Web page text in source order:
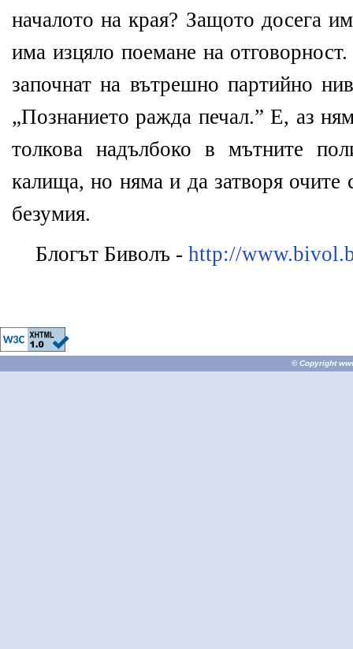
началото на края? Защото досега
има изцяло поемане на
започнат на вътрешно партийно
„Познанието ражда печал.” Е, аз
толкова надълбоко в мътните
калища, но няма и да затворя очите
безумия.
Блогът Биволъ - http://
© Copyright